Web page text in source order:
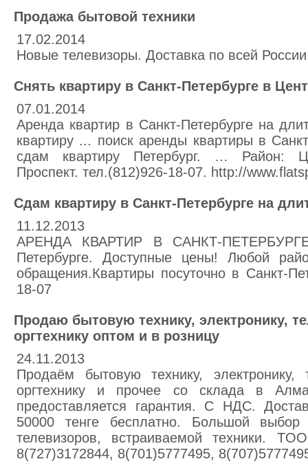
Продажа бытовой техники
17.02.2014
Новые телевизоры. Доставка по всей
Снять квартиру в Санкт-Петербурге в
07.01.2014
Аренда квартир в Санкт-Петербурге на
квартиру ... поиск аренды квартиры в
сдам квартиру Петербург. … Район:
Проспект. тел.(812)926-18-07. http://
Сдам квартиру в Санкт-Петербурге на
11.12.2013
АРЕНДА КВАРТИР В САНКТ-
Петербурге. Доступные цены! Любой
обращения.Квартиры посуточно в Санкт-
18-07
Продаю бытовую технику, электронику,
оргтехнику оптом и в розницу
24.11.2013
Продаём бытовую технику, электронику,
оргтехнику и прочее со склада в
предоставляется гарантия. С НДС.
50000 тенге бесплатно. Большой выбор
телевизоров, встраиваемой техники.
8(727)3172844, 8(701)5777495,